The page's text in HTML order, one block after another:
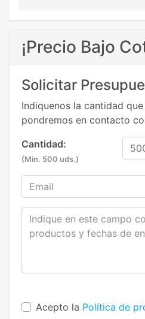
¡Precio Bajo
Solicitar
Indiquenos la cantidad
pondremos en contacto
Cantidad:
(Min. 500 uds.)
Acepto la Política de